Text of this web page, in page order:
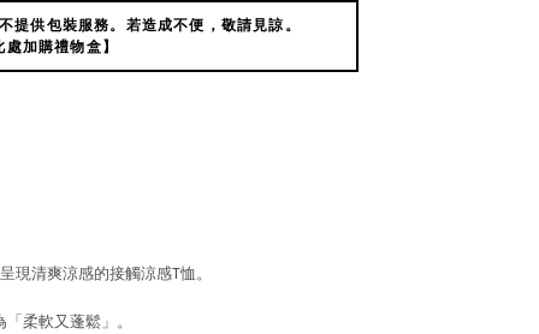
供包裝服務。若造成不便，敬請見諒。
處加購禮物盒】
現清爽涼感的接觸涼感T恤。
柔軟又蓬鬆」。